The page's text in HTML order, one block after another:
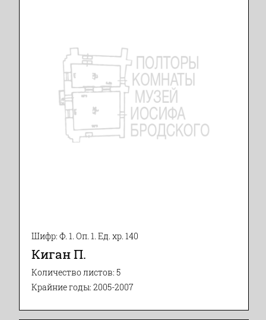
Шифр: Ф. 1. Оп. 1. Ед. хр. 140
Киган П.
Количество листов: 5
Крайние годы: 2005-2007